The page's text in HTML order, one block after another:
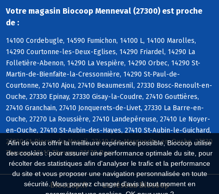
Afin de vous offrir la meilleure expérience possible, Biocoop utilise
des cookies : pour assurer une performance optimale du site, pour
récolter des statistiques afin d'analyser le trafic et la performance
du site et vous proposer une navigation personnalisée en toute
sécurité. Vous pouvez changer d'avis à tout moment en
Votre magasin Biocoop Menneval (27300) est proche
de :
14100 Cordebugle, 14590 Fumichon, 14100 L, 14100 Marolles,
14290 Courtonne-les-Deux-Eglises, 14290 Friardel, 14290 La
Folletière-Abenon, 14290 La Vespière, 14290 Orbec, 14290 St-
Martin-de-Bienfaite-la-Cressonnière, 14290 St-Paul-de-
Courtonne, 27410 Ajou, 27410 Beaumesnil, 27330 Bosc-Renoult-en-
Ouche, 27330 Epinay, 27330 Gisay-la-Coudre, 27410 Gouttières,
27410 Granchain, 27410 Jonquerets-de-Livet, 27330 La Barre-en-
Ouche, 27270 La Roussière, 27410 Landepéreuse, 27410 Le Noyer-
en-Ouche, 27410 St-Aubin-des-Hayes, 27410 St-Aubin-le-Guichard,
27330 St-Pierre-du-Mesnil, 27410 Ste-Marguerite-en-Ouche, 27330
Thevray, 27410 Thevray, 27170 Barc
Biocoop.fr Le réseau Biocoop